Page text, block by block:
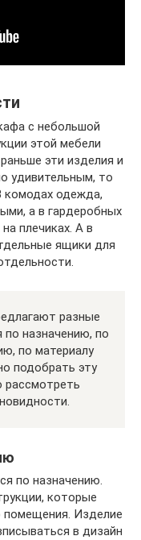
с небольшой
этой мебели
эти изделия и
удивительным, то
комодах одежда,
а в гардеробных
плечиках. А в
ящики для
разные
назначению, по
по материалу
подобрать эту
рассмотреть
по назначению.
которые
помещения. Изделие
в дизайн